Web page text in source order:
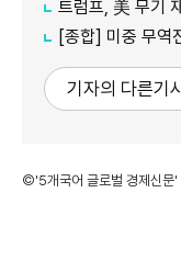
트럼프, 美 무기 재고
[종합] 미중 무역전쟁 다
기자의 다른기
©'5개국어 글로벌 경제신문'